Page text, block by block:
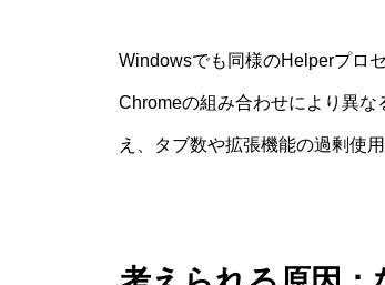
Windowsでも同様のHelperプロ
Chromeの組み合わせにより異
え、タブ数や拡張機能の過剰使